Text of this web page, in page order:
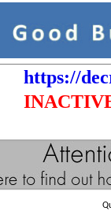
https://